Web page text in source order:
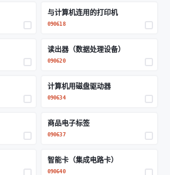
与计算机连用的打印机
090618
读出器（数据处理设备）
090620
计算机用磁盘驱动器
090634
商品电子标签
090637
智能卡（集成电路卡）
090640